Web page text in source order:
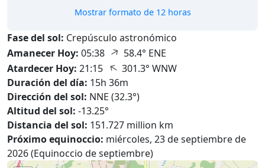
Mostrar formato de 12 horas
Fase del sol: Crepúsculo astronómico
Amanecer Hoy: 05:38 ↑ 58.4° ENE
Atardecer Hoy: 21:15 ↑301.3° WNW
Duración del día: 15h 36m
Dirección del sol: NNE (32.3°)
Altitud del sol: -13.25°
Distancia del sol: 151.727 million km
Próximo equinoccio: miércoles, 23 de septiembre de
2026 (Equinoccio de septiembre)